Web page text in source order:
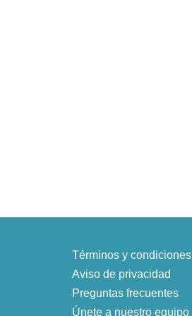
Términos y condiciones
Aviso de privacidad
Preguntas frecuentes
Únete a nuestro equipo